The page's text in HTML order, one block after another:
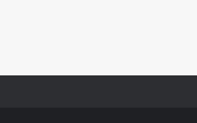
en Camino Real